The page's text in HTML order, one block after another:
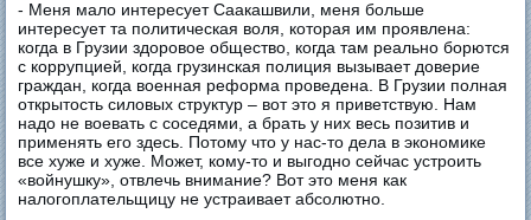
- Меня мало интересует Саакашвили, меня больше
интересует та политическая воля, которая им проявлена:
когда в Грузии здоровое общество, когда там реально борются
с коррупцией, когда грузинская полиция вызывает доверие
граждан, когда военная реформа проведена. В Грузии полная
открытость силовых структур – вот это я приветствую. Нам
надо не воевать с соседями, а брать у них весь позитив и
применять его здесь. Потому что у нас-то дела в экономике
все хуже и хуже. Может, кому-то и выгодно сейчас устроить
«войнушку», отвлечь внимание? Вот это меня как
налогоплательщицу не устраивает абсолютно.